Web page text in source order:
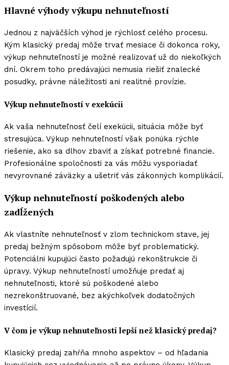
Hlavné výhody výkupu nehnuteľností
Jednou z najväčších výhod je rýchlosť celého procesu.
Kým klasický predaj môže trvať mesiace či dokonca roky,
výkup nehnuteľností je možné realizovať už do niekoľkých
dní. Okrem toho predávajúci nemusia riešiť znalecké
posudky, právne náležitosti ani realitné provízie.
Výkup nehnuteľností v exekúcii
Ak vaša nehnuteľnosť čelí exekúcii, situácia môže byť
stresujúca. Výkup nehnuteľností však ponúka rýchle
riešenie, ako sa dlhov zbaviť a získať potrebné financie.
Profesionálne spoločnosti za vás môžu vysporiadať
nevyrovnané záväzky a ušetriť vás zákonných komplikácií.
Výkup nehnuteľností poškodených alebo
zadĺžených
Ak vlastníte nehnuteľnosť v zlom technickom stave, jej
predaj bežným spôsobom môže byť problematický.
Potenciálni kupujúci často požadujú rekonštrukcie či
úpravy. Výkup nehnuteľností umožňuje predať aj
nehnuteľnosti, ktoré sú poškodené alebo
nezrekonštruované, bez akýchkoľvek dodatočných
investícií.
V čom je výkup nehnuteľností lepší než klasický predaj?
Klasický predaj zahŕňa mnoho aspektov – od hľadania